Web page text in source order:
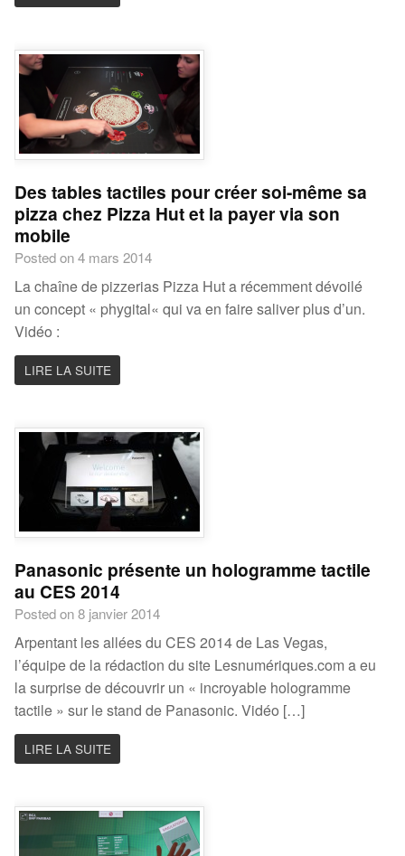
Des tables tactiles pour créer soi-même sa
pizza chez Pizza Hut et la payer via son
mobile
Posted on 4 mars 2014
La chaîne de pizzerias Pizza Hut a récemment dévoilé
un concept « phygital« qui va en faire saliver plus d’un.
Vidéo :
LIRE LA SUITE
Panasonic présente un hologramme tactile
au CES 2014
Posted on 8 janvier 2014
Arpentant les allées du CES 2014 de Las Vegas,
l’équipe de la rédaction du site Lesnumériques.com a eu
la surprise de découvrir un « incroyable hologramme
tactile » sur le stand de Panasonic. Vidéo […]
LIRE LA SUITE